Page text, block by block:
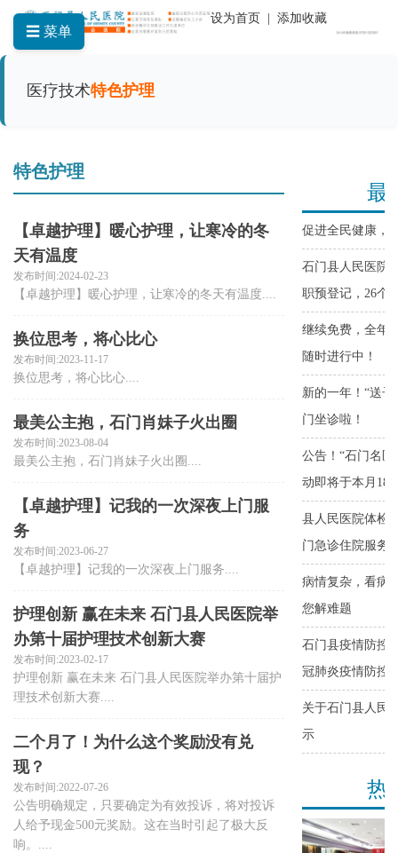
设为首页 添加收藏
☰ 菜单
医疗技术特色护理
特色护理
【卓越护理】暖心护理，让寒冷的冬
天有温度
发布时间:2024-02-23
【卓越护理】暖心护理，让寒冷的冬天有温度....
换位思考，将心比心
发布时间:2023-11-17
换位思考，将心比心....
最美公主抱，石门肖妹子火出圈
发布时间:2023-08-04
最美公主抱，石门肖妹子火出圈....
【卓越护理】记我的一次深夜上门服
务
发布时间:2023-06-27
【卓越护理】记我的一次深夜上门服务....
护理创新 赢在未来 石门县人民医院举
办第十届护理技术创新大赛
发布时间:2023-02-17
护理创新 赢在未来 石门县人民医院举办第十届护
理技术创新大赛....
二个月了！为什么这个奖励没有兑
现？
发布时间:2022-07-26
公告明确规定，只要确定为有效投诉，将对投诉
人给予现金500元奖励。这在当时引起了极大反
响。....